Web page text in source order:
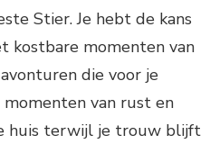
Stier. Je hebt de kans
kostbare momenten van
die voor je
van rust en
huis terwijl je trouw blijft